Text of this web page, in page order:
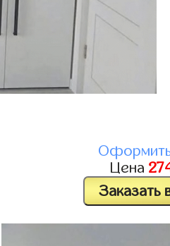
Цена
Заказать